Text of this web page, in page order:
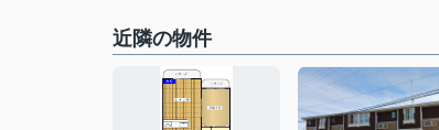
近隣の物件